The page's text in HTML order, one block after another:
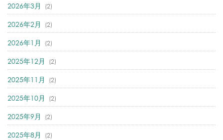
2026年3月 (2)
2026年2月 (2)
2026年1月 (2)
2025年12月 (2)
2025年11月 (2)
2025年10月 (2)
2025年9月 (2)
2025年8月 (2)